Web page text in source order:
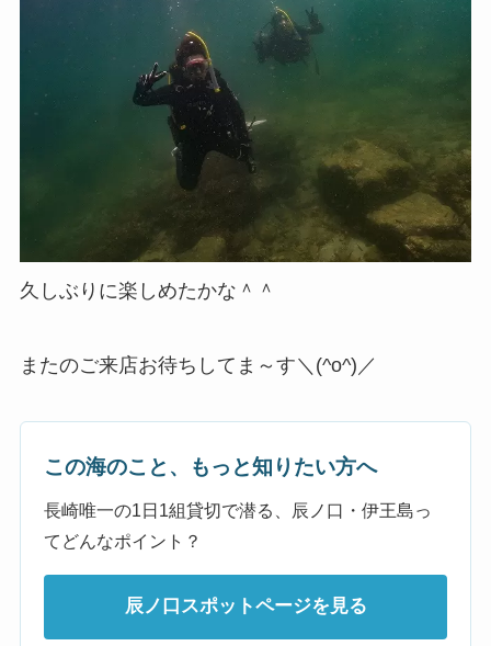
久しぶりに楽しめたかな＾＾
またのご来店お待ちしてま～す＼(^o^)／
この海のこと、もっと知りたい方へ
長崎唯一の1日1組貸切で潜る、辰ノ口・伊王島っ
てどんなポイント？
辰ノ口スポットページを見る